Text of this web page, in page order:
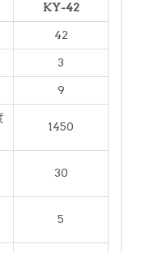
KY-42
42
3
9
1450
30
5